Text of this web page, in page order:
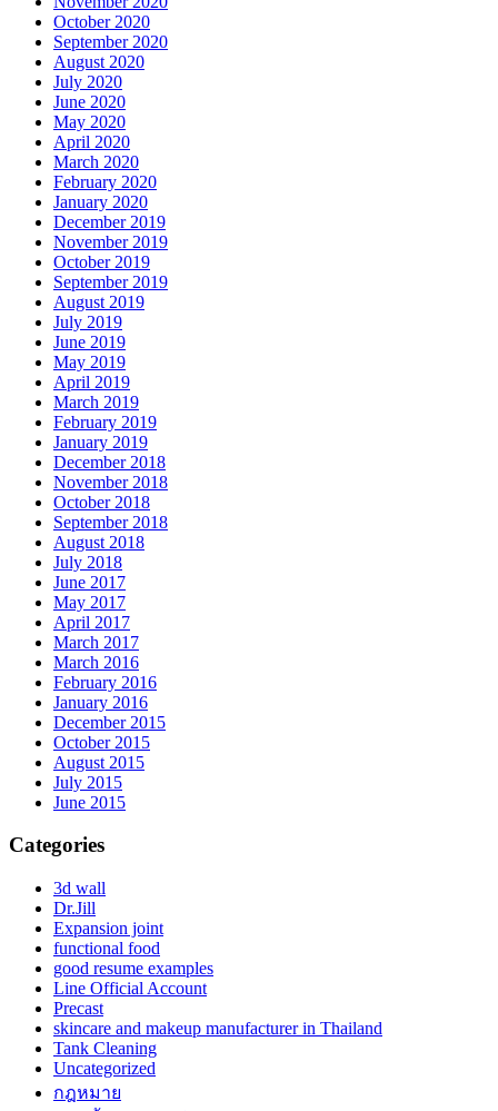
October 2020
September 2020
August 2020
July 2020
June 2020
May 2020
April 2020
March 2020
February 2020
January 2020
December 2019
November 2019
October 2019
September 2019
August 2019
July 2019
June 2019
May 2019
April 2019
March 2019
February 2019
January 2019
December 2018
November 2018
October 2018
September 2018
August 2018
July 2018
June 2017
May 2017
April 2017
March 2017
March 2016
February 2016
January 2016
December 2015
October 2015
August 2015
July 2015
June 2015
Categories
3d wall
Dr.Jill
Expansion joint
functional food
good resume examples
Line Official Account
Precast
skincare and makeup manufacturer in Thailand
Tank Cleaning
Uncategorized
กฎหมาย